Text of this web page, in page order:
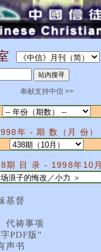
奉献支持中信 >>
年 - 期 数（月 份）
期 目 录 - 1998年10月
基督
代祷事项
PDF版"
声书